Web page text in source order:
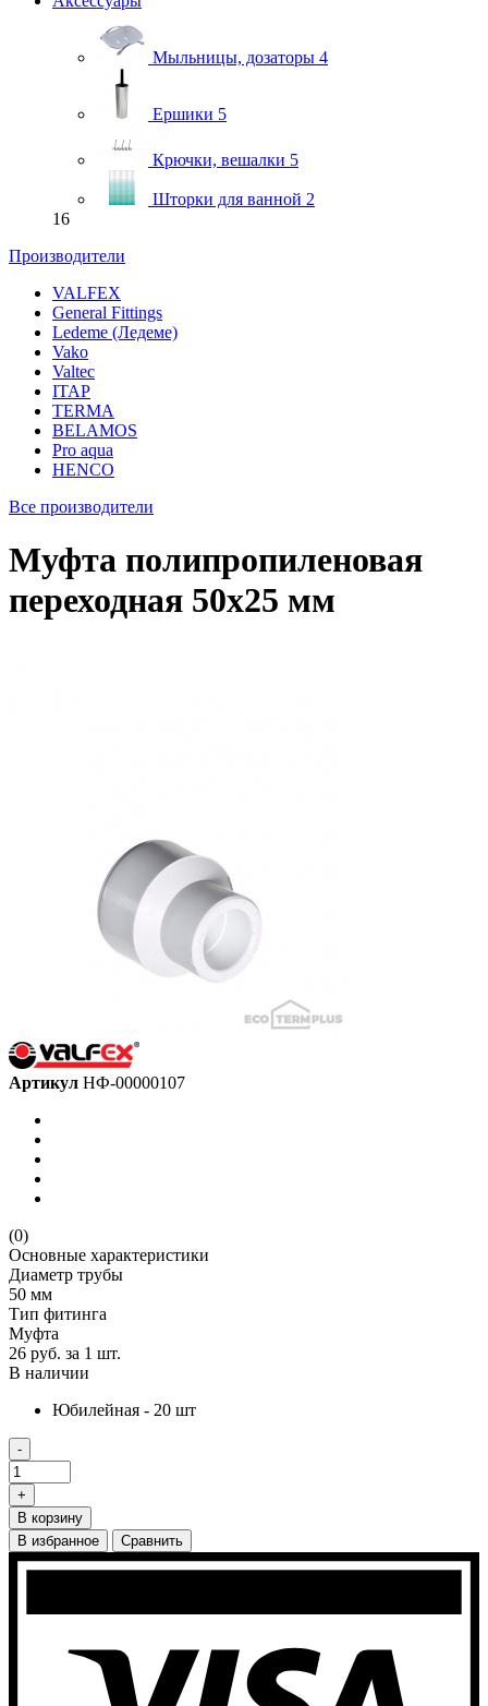
Мыльницы, дозаторы 4
Ершики 5
Крючки, вешалки 5
Шторки для ванной 2
16
Производители
VALFEX
General Fittings
Ledeme (Ледеме)
Vako
Valtec
ITAP
TERMA
BELAMOS
Pro aqua
HENCO
Все производители
Муфта полипропиленовая
переходная 50х25 мм
Артикул НФ-00000107
(0)
Основные характеристики
Диаметр трубы
50 мм
Тип фитинга
Муфта
26 руб. за 1 шт.
В наличии
Юбилейная - 20 шт
-
+
В корзину
В избранное
Сравнить